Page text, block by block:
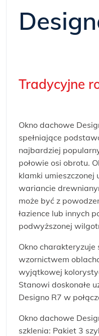
Tradycyjne
Okno dachowe
spełniające
najbardziej
połowie osi obrotu.
klamki umieszczonej
wariancie
może być z
łazience lub innych
podwyższonej
Okno charakteryzuje
wzornictwem
wyjątkowej
Stanowi doskonałe
Designo R7 w
Okno dachowe
szklenia: Pakiet 3